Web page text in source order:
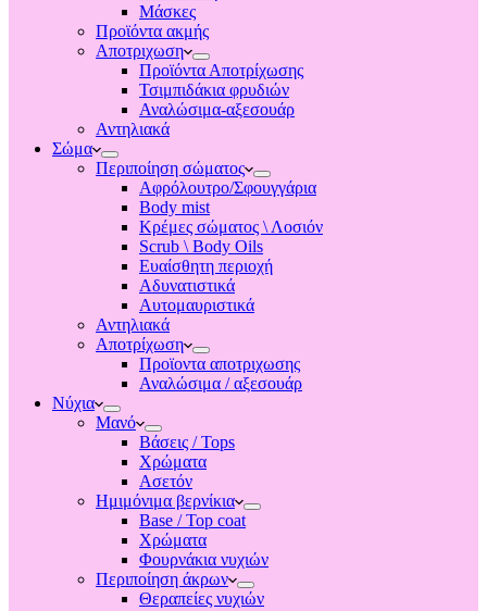
Μάσκες
Προϊόντα ακμής
Αποτριχωση
Προϊόντα Αποτρίχωσης
Τσιμπιδάκια φρυδιών
Αναλώσιμα-αξεσουάρ
Αντηλιακά
Σώμα
Περιποίηση σώματος
Αφρόλουτρο/Σφουγγάρια
Body mist
Κρέμες σώματος \ Λοσιόν
Scrub \ Body Oils
Ευαίσθητη περιοχή
Αδυνατιστικά
Αυτομαυριστικά
Αντηλιακά
Αποτρίχωση
Προϊοντα αποτριχωσης
Αναλώσιμα / αξεσουάρ
Νύχια
Μανό
Βάσεις / Tops
Χρώματα
Ασετόν
Ημιμόνιμα βερνίκια
Base / Top coat
Χρώματα
Φουρνάκια νυχιών
Περιποίηση άκρων
Θεραπείες νυχιών